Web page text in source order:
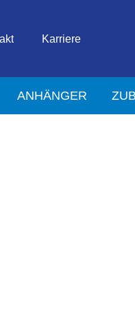
Karriere
ANHÄNGER